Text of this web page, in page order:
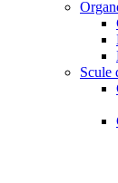
Scule